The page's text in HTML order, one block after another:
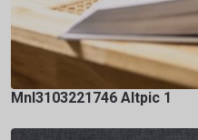
Mnl3103221746 Altpic 1